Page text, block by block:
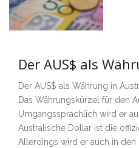
Der AUS$ als
Der AUS$ als Währung in
Das Währungskürzel für den
Umgangssprachlich wird er
Australische Dollar ist die
Allerdings wird er auch in den